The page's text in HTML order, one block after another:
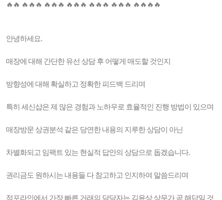
🔥🔥 🔥🔥🔥 🔥🔥🔥 🔥🔥🔥 🔥🔥🔥 🔥🔥🔥 🔥🔥🔥🔥
안녕하세요.
매장에 대해 간단한 유선 상담 후 어떻게 매도할 것인지
방향성에 대해 확실하고 정확한 피드백 드리며
특히 세신샵은 제 많은 경험과 노하우로 효율적인 진행 방법이 있으며
매장방문 상권분석 같은 당연한 내용의 지루한 상담이 아닌
차별화되고 임팩트 있는 현실적 답안의 상담으로 돕겠습니다.
권리금도 원하시는 내용들 다 참고하고 인지하여 말씀드리며
점포라인에서 가장 빠른 거래의 담당자는 김윤상 상무가 곧 해답일 것